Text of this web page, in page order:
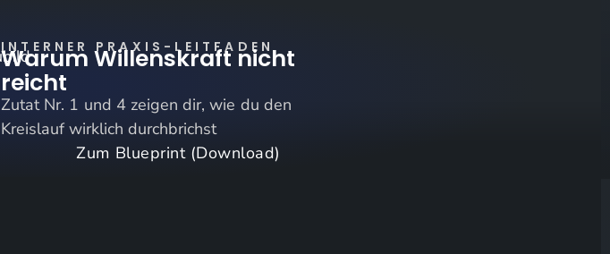
INTERNER PRAXIS-LEITFADEN
Warum Willenskraft nicht
reicht
Zutat Nr. 1 und 4 zeigen dir,wie du den
Kreislauf wirklich durchbrichst
Zum Blueprint (Download)